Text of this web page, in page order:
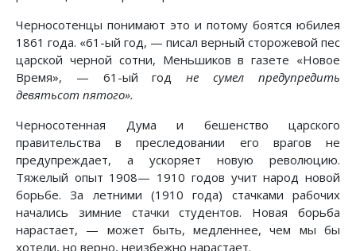
Черносотенцы понимают это и потому боятся юбилея
1861 года. «61-ый год, — писал верный сторожевой пес
царской черной сотни, Меньшиков в газете «Новое
Время», — 61-ый годне сумел предупредить
девятьсот пятого».
Черносотенная Дума и бешенство царского
правительства в преследовании его врагов не
предупреждает, а ускоряет новую революцию.
Тяжелый опыт 1908— 1910 годов учит народ новой
борьбе. За летними (1910 года) стачками рабочих
начались зимние стачки студентов. Новая борьба
нарастает, — может быть, медленнее, чем мы бы
хотели, но верно, неизбежно нарастает.